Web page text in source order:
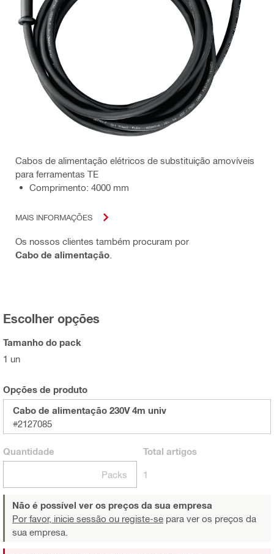
Cabos de alimentação elétricos de substituição amovíveis
para ferramentas TE
Comprimento: 4000 mm
MAIS INFORMAÇÕES
Os nossos clientes também procuram por
Cabo de alimentação
Escolher opções
Tamanho do pack
1 un
Opções de produto
Cabo de alimentação 230V 4m univ
#2127085
Quantidade
Packs
Total artigos
1
Não é possível ver os preços da sua empresa
Por favor, inicie sessão ou registe-se para ver os preços da
sua empresa.